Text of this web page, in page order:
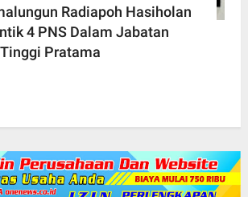
Radiapoh Hasiholan
4 PNS Dalam Jabatan
Pratama